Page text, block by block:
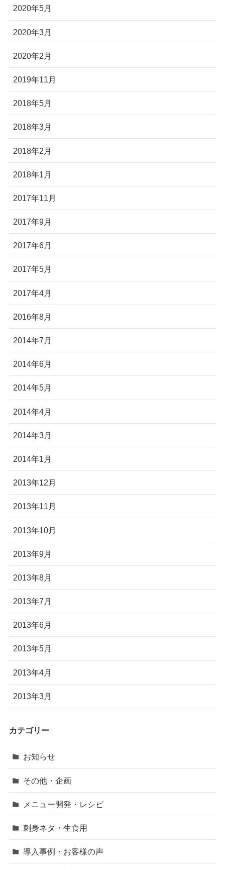
2020年5月
2020年3月
2020年2月
2019年11月
2018年5月
2018年3月
2018年2月
2018年1月
2017年11月
2017年9月
2017年6月
2017年5月
2017年4月
2016年8月
2014年7月
2014年6月
2014年5月
2014年4月
2014年3月
2014年1月
2013年12月
2013年11月
2013年10月
2013年9月
2013年8月
2013年7月
2013年6月
2013年5月
2013年4月
2013年3月
カテゴリー
お知らせ
その他・企画
メニュー開発・レシピ
刺身ネタ・生食用
導入事例・お客様の声